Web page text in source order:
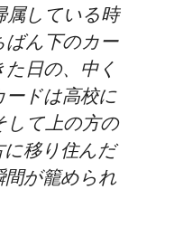
属している時
ばん下のカー
日の、中く
ードは高校に
して上の方の
移り住んだ
間が籠められ